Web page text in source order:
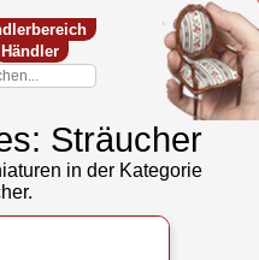
Händler
Sträucher
in der Kategorie